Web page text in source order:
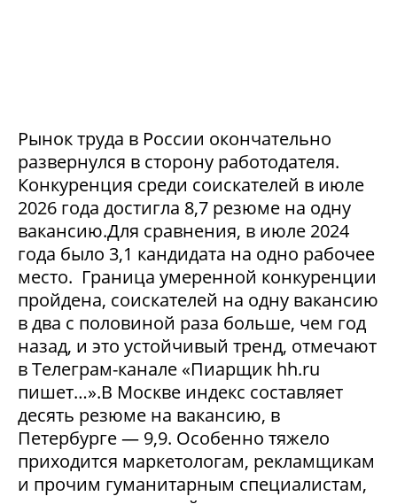
Рынок труда в России окончательно
развернулся в сторону работодателя.
Конкуренция среди соискателей в июле
2026 года достигла 8,7 резюме на одну
вакансию.Для сравнения, в июле 2024
года было 3,1 кандидата на одно рабочее
место. Граница умеренной конкуренции
пройдена, соискателей на одну вакансию
в два с половиной раза больше, чем год
назад, и это устойчивый тренд, отмечают
в Телеграм-канале «Пиарщик hh.ru
пишет…».В Москве индекс составляет
десять резюме на вакансию, в
Петербурге — 9,9. Особенно тяжело
приходится маркетологам, рекламщикам
и прочим гуманитарным специалистам,